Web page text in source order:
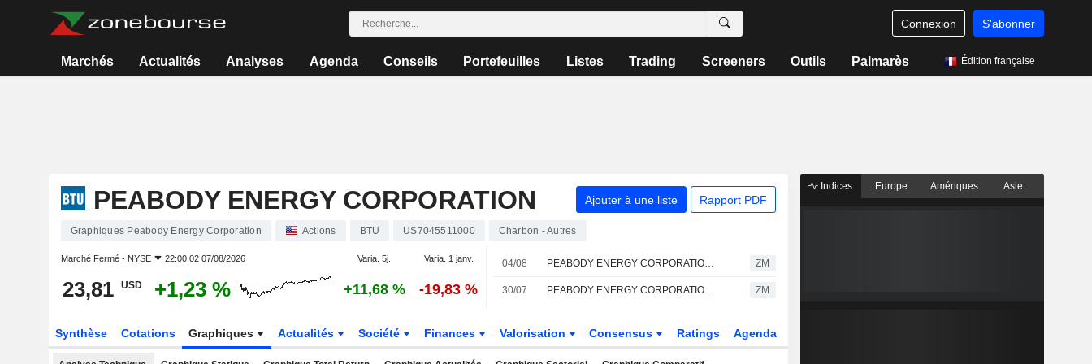
Connexion S'abonner
Marchés Actualités Analyses Agenda Conseils Portefeuilles Listes Trading Screeners Outils Palmarès Édition française
PEABODY ENERGY CORPORATION Ajouter à une liste Rapport PDF
Graphiques Peabody Energy Corporation Actions BTU US7045511000 Charbon - Autres
Marché Fermé - NYSE 22:00:02 07/08/2026 Varia. 5j. Varia. 1 janv.
23,81 USD +1,23 % +11,68 % -19,83 %
04/08 PEABODY ENERGY CORPORATION : UBS maintient sa recommandation neutre ZM
30/07 PEABODY ENERGY CORPORATION : BMO Capital reste à l'achat ZM
Synthèse Cotations Graphiques Actualités Société Finances Valorisation Consensus Ratings Agenda
Indices Europe Amériques Asie